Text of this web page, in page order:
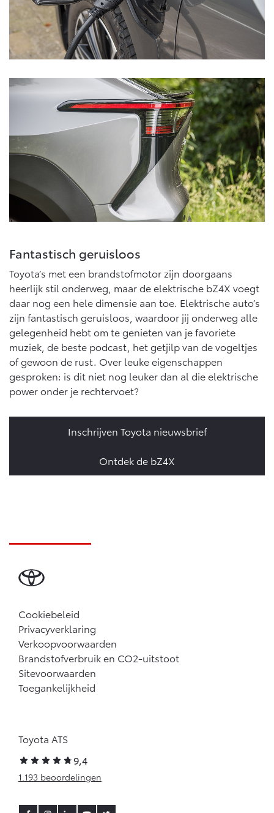
Fantastisch geruisloos
Toyota’s met een brandstofmotor zijn doorgaans
heerlijk stil onderweg, maar de elektrische bZ4X voegt
daar nog een hele dimensie aan toe. Elektrische auto’s
zijn fantastisch geruisloos, waardoor jij onderweg alle
gelegenheid hebt om te genieten van je favoriete
muziek, de beste podcast, het getjilp van de vogeltjes
of gewoon de rust. Over leuke eigenschappen
gesproken: is dit niet nog leuker dan al die elektrische
power onder je rechtervoet?
Inschrijven Toyota nieuwsbrief
Ontdek de bZ4X
Cookiebeleid
Privacyverklaring
Verkoopvoorwaarden
Brandstofverbruik en CO2-uitstoot
Sitevoorwaarden
Toegankelijkheid
Toyota ATS
9,4
1.193 beoordelingen